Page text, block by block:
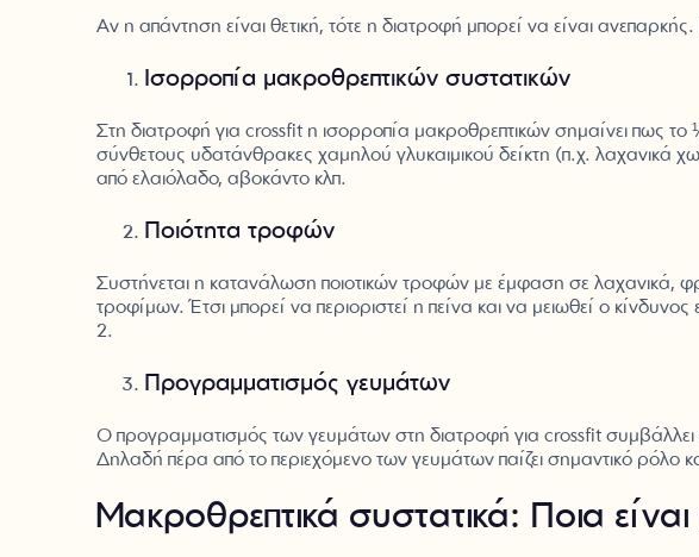
Αν η απάντηση είναι θετική, τότε η διατροφή μπορεί να είναι
Ισορροπία μακροθρεπτικών συστατικών
Στη διατροφή για crossfit η ισορροπία μακροθρεπτικών σημαίνει πως
σύνθετους υδατάνθρακες χαμηλού γλυκαιμικού δείκτη (π.χ. λαχανικά
από ελαιόλαδο, αβοκάντο κλπ.
Ποιότητα τροφών
Συστήνεται η κατανάλωση ποιοτικών τροφών με έμφαση σε λαχανικά,
τροφίμων. Έτσι μπορεί να περιοριστεί η πείνα και να μειωθεί ο
2.
Προγραμματισμός γευμάτων
Ο προγραμματισμός των γευμάτων στη διατροφή για crossfit
Δηλαδή πέρα από το περιεχόμενο των γευμάτων παίζει σημαντικό ρόλο
Μακροθρεπτικά συστατικά: Ποια